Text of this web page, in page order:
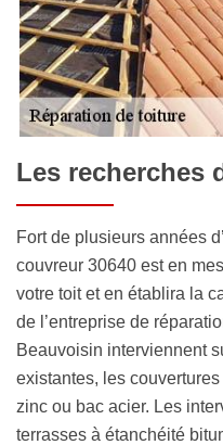
Les recherches
Fort de plusieurs années
couvreur 30640 est en
votre toit et en établira la
de l’entreprise de
Beauvoisin interviennent
existantes, les
zinc ou bac acier. Les
terrasses à étanchéité